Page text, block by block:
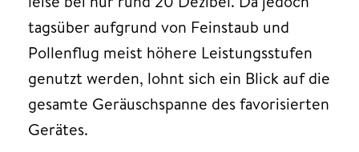
tagsüber aufgrund von Feinstaub und
Pollenflug meist höhere Leistungsstufen
genutzt werden, lohnt sich ein Blick auf die
gesamte Geräuschspanne des favorisierten
Gerätes.